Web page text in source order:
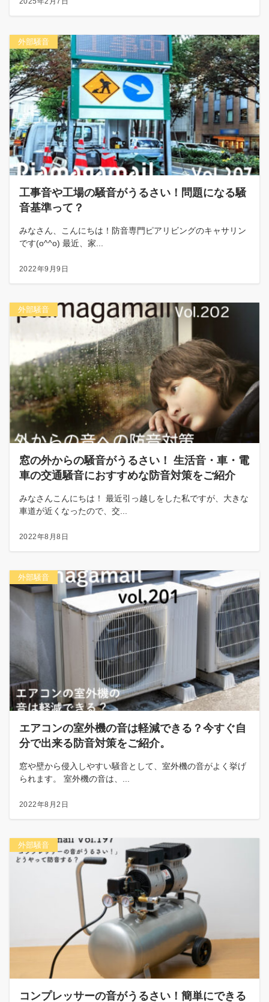
外部騒音
工事音や工場の騒音がうるさい！問題になる騒
音基準って？
みなさん、こんにちは！防音専門ピアリビングのキャサリン
です(o^^o) 最近、家...
2022年9月9日
外部騒音
窓の外からの騒音がうるさい！ 生活音・車・電
車の交通騒音におすすめな防音対策をご紹介
みなさんこんにちは！ 最近引っ越しをした私ですが、大きな
車道が近くなったので、交...
2022年8月8日
外部騒音
エアコンの室外機の音は軽減できる？今すぐ自
分で出来る防音対策をご紹介。
窓や壁から侵入しやすい騒音として、室外機の音がよく挙げ
られます。 室外機の音は、...
2022年8月2日
外部騒音
コンプレッサーの音がうるさい！簡単にできる